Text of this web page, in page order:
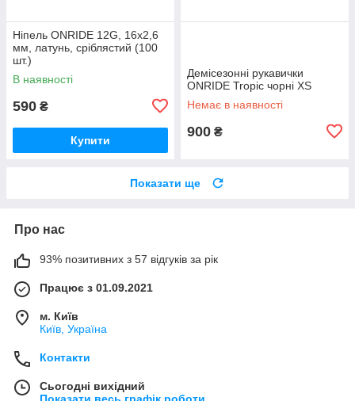
Ніпель ONRIDE 12G, 16x2,6
мм, латунь, сріблястий (100
шт.)
В наявності
590 ₴
Купити
Демісезонні рукавички
ONRIDE Tropic чорні XS
Немає в наявності
900 ₴
Показати ще
Про нас
93% позитивних з 57 відгуків за рік
Працює з 01.09.2021
м. Київ
Київ, Україна
Контакти
Сьогодні вихідний